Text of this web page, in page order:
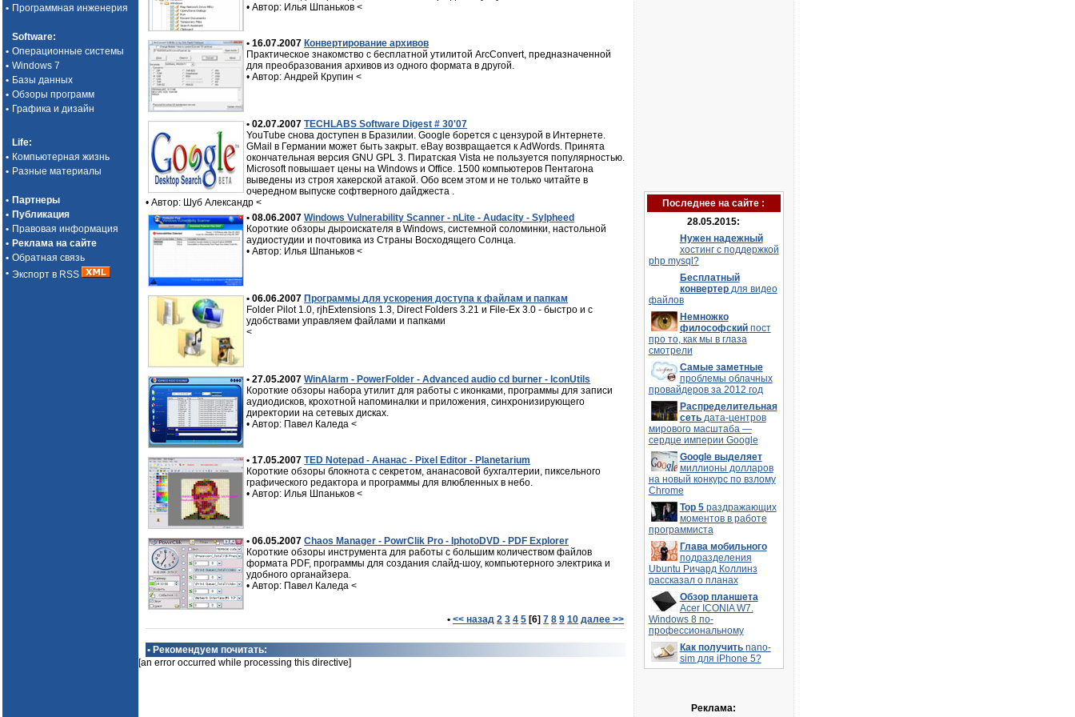
• Программная инженерия
Software:
• Операционные системы
• Windows 7
• Базы данных
• Обзоры программ
• Графика и дизайн
Life:
• Компьютерная жизнь
• Разные материалы
• Партнеры
• Публикация
• Правовая информация
• Реклама на сайте
• Обратная связь
• Экспорт в RSS
• Автор: Илья Шпаньков <
• 16.07.2007 Конвертирование архивов
Практическое знакомство с бесплатной утилитой ArcConvert, предназначенной
для преобразования архивов из одного формата в другой.
• Автор: Андрей Крупин <
• 02.07.2007 TECHLABS Software Digest # 30'07
YouTube снова доступен в Бразилии. Google борется с цензурой в Интернете.
GMail в Германии может быть закрыт. eBay возвращается к AdWords. Принята
окончательная версия GNU GPL 3. Пиратская Vista не пользуется популярностью.
Microsoft повышает цены на Windows и Office. 1500 компьютеров Пентагона
выведены из строя хакерской атакой. Обо всем этом и не только читайте в
очередном выпуске софтверного дайджеста .
• Автор: Шуб Александр <
• 08.06.2007 Windows Vulnerability Scanner - nLite - Audacity - Sylpheed
Короткие обзоры дыроискателя в Windows, системной соломинки, настольной
аудиостудии и почтовика из Страны Восходящего Солнца.
• Автор: Илья Шпаньков <
• 06.06.2007 Программы для ускорения доступа к файлам и папкам
Folder Pilot 1.0, rjhExtensions 1.3, Direct Folders 3.21 и File-Ex 3.0 - быстро и с
удобствами управляем файлами и папками
<
• 27.05.2007 WinAlarm - PowerFolder - Advanced audio cd burner - IconUtils
Короткие обзоры набора утилит для работы с иконками, программы для записи
аудиодисков, крохотной напоминалки и приложения, синхронизирующего
директории на сетевых дисках.
• Автор: Павел Каледа <
• 17.05.2007 TED Notepad - Ананас - Pixel Editor - Planetarium
Короткие обзоры блокнота с секретом, ананасовой бухгалтерии, пиксельного
графического редактора и программы для влюбленных в небо.
• Автор: Илья Шпаньков <
• 06.05.2007 Chaos Manager - PowrClik Pro - IphotoDVD - PDF Explorer
Короткие обзоры инструмента для работы с большим количеством файлов
формата PDF, программы для создания слайд-шоу, компьютерного электрика и
удобного органайзера.
• Автор: Павел Каледа <
•<< назад 2 3 4 5 [6] 7 8 9 10 далее >>
• Рекомендуем почитать:
[an error occurred while processing this directive]
Последнее на сайте :
28.05.2015:
Нужен надежный
хостинг с поддержкой
php mysql?
Бесплатный
конвертер для видео
файлов
Немножко
философский пост
про то, как мы в глаза
смотрели
Самые заметные
проблемы облачных
провайдеров за 2012 год
Распределительная
сеть дата-центров
мирового масштаба —
сердце империи Google
Google выделяет
миллионы долларов
на новый конкурс по взлому
Chrome
Top 5 раздражающих
моментов в работе
программиста
Глава мобильного
подразделения
Ubuntu Ричард Коллинз
рассказал о планах
Обзор планшета
Acer ICONIA W7.
Windows 8 по-
профессиональному
Как получить nano-
sim для iPhone 5?
Реклама: